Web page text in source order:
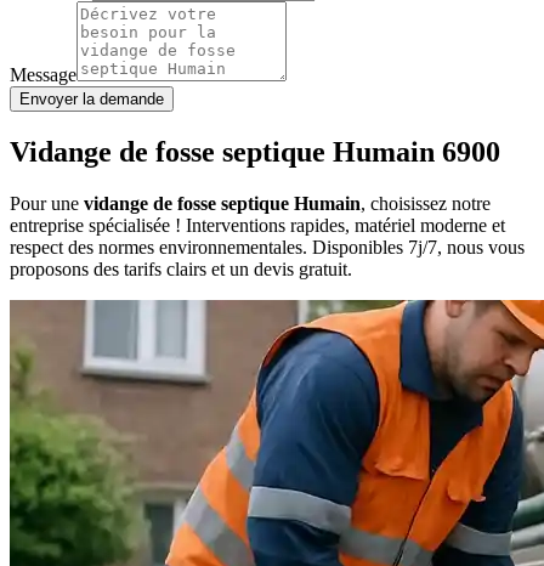
Message
Envoyer la demande
Vidange de fosse septique Humain 6900
Pour une vidange de fosse septique Humain, choisissez notre
entreprise spécialisée ! Interventions rapides, matériel moderne et
respect des normes environnementales. Disponibles 7j/7, nous vous
proposons des tarifs clairs et un devis gratuit.